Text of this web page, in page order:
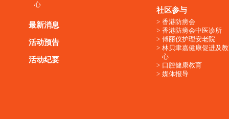
心
最新消息
活动预告
活动纪要
社区参与
香港防痨会
香港防痨会中医诊所
傅丽仪护理安老院
林贝聿嘉健康促进及
心
口腔健康教育
媒体报导